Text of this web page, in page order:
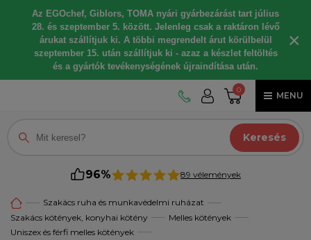
Az EGOchef, Giblors, TOMA nyári gyárbezárást tart július
28. és szeptember 5. között. Jelenleg csak a raktáron lévő
árukat szállítjuk ki. A többi megrendelt árut körülbelül
szeptember 15. után szállítjuk ki - azaz a készlet feltöltés
és a gyártók tevékenységének újraindítása után.
×
0
MENU
Keresés
96% 89 vélemények
Szakács ruha és munkavédelmi ruházat
Szakács kötények, konyhai kötény
Melles kötények
Uniszex és férfi melles kötények